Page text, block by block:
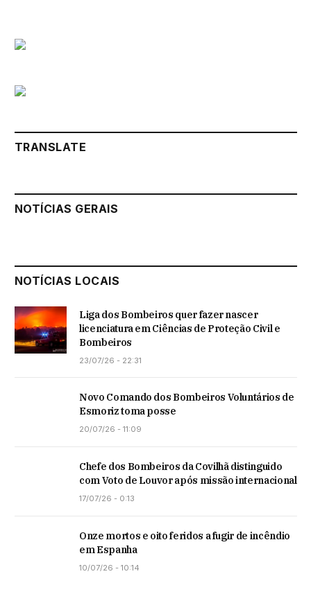
TRANSLATE
NOTÍCIAS GERAIS
NOTÍCIAS LOCAIS
Liga dos Bombeiros quer fazer nascer
licenciatura em Ciências de Proteção Civil e
Bombeiros
23/07/26 - 22:31
Novo Comando dos Bombeiros Voluntários de
Esmoriz toma posse
20/07/26 - 11:09
Chefe dos Bombeiros da Covilhã distinguido
com Voto de Louvor após missão internacional
17/07/26 - 0:13
Onze mortos e oito feridos a fugir de incêndio
em Espanha
10/07/26 - 10:14